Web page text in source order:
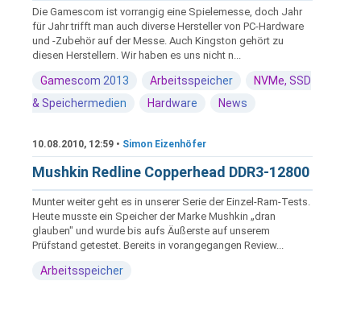
Die Gamescom ist vorrangig eine Spielemesse, doch Jahr
für Jahr trifft man auch diverse Hersteller von PC-Hardware
und -Zubehör auf der Messe. Auch Kingston gehört zu
diesen Herstellern. Wir haben es uns nicht n...
Gamescom 2013 Arbeitsspeicher
NVMe, SSD
& Speichermedien
Hardware News
10.08.2010, 12:59 • Simon Eizenhöfer
Mushkin Redline Copperhead DDR3-12800
Munter weiter geht es in unserer Serie der Einzel-Ram-Tests.
Heute musste ein Speicher der Marke Mushkin „dran
glauben" und wurde bis aufs Äußerste auf unserem
Prüfstand getestet. Bereits in vorangegangen Review...
Arbeitsspeicher